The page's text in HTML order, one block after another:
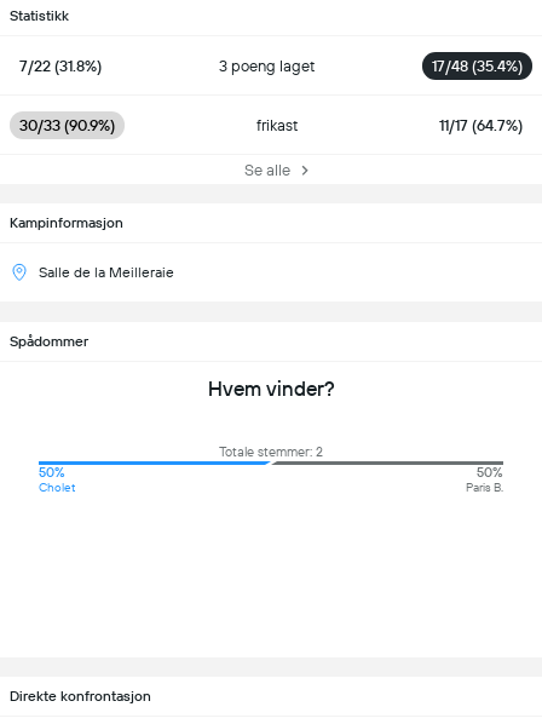
Statistikk
7/22 (31.8%) 3 poeng laget 17/48 (35.4%)
30/33 (90.9%) frikast 11/17 (64.7%)
Se alle
Kampinformasjon
Salle de la Meilleraie
Spådommer
Hvem vinder?
Totale stemmer: 2
50%
Cholet
50%
Paris B.
Direkte konfrontasjon